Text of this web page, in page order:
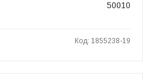
50010
Код: 1855238-19